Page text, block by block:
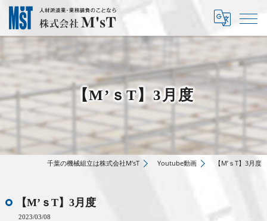
【M’ｓT】3月度
千葉の機械組立は株式会社M’sT Youtube動画 【M’ｓT】3月度
【M’ｓT】3月度
2023/03/08